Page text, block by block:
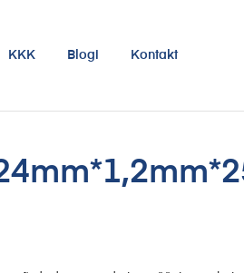
KKK Blogi Kontakt